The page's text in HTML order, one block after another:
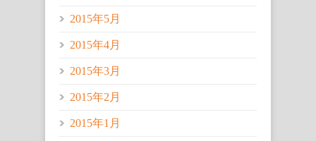
2015年5月
2015年4月
2015年3月
2015年2月
2015年1月